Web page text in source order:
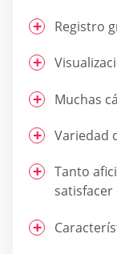
Registro
Muchas
Variedad
Tanto